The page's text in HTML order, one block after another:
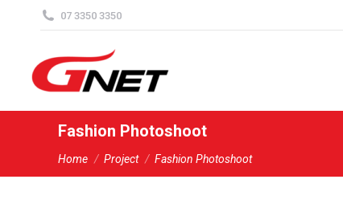
07 3350 3350
Fashion Photoshoot
You are here:
Home Project Fashion Photoshoot